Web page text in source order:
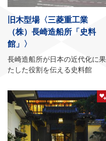
旧木型場〈三菱重工業
（株）長崎造船所「史料
館」〉
長崎造船所が日本の近代化に果
たした役割を伝える史料館